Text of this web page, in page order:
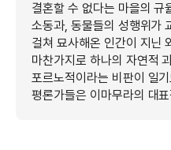
결혼할 수 없다는 마을의 규
소동과, 동물들의 성행위가
걸쳐 묘사해온 인간이 지닌
마찬가지로 하나의 자연적
포르노적이라는 비판이 일
평론가들은 이마무라의 대